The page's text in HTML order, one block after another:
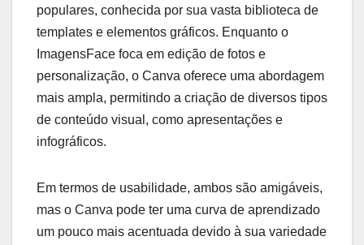
populares, conhecida por sua vasta biblioteca de
templates e elementos gráficos. Enquanto o
ImagensFace foca em edição de fotos e
personalização, o Canva oferece uma abordagem
mais ampla, permitindo a criação de diversos tipos
de conteúdo visual, como apresentações e
infográficos.
Em termos de usabilidade, ambos são amigáveis,
mas o Canva pode ter uma curva de aprendizado
um pouco mais acentuada devido à sua variedade